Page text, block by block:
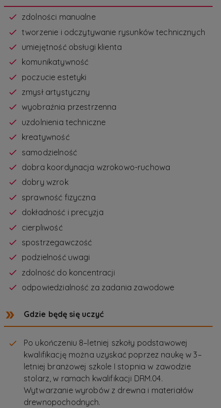
zdolności manualne
tworzenie i odczytywanie rysunków technicznych
umiejętność obsługi klienta
komunikatywność
poczucie estetyki
zmysł artystyczny
wyobraźnia przestrzenna
uzdolnienia techniczne
kreatywność
samodzielność
dobra koordynacja wzrokowo-ruchowa
dobry wzrok
sprawność fizyczna
dokładność i precyzja
cierpliwość
spostrzegawczość
podzielność uwagi
zdolność do koncentracji
odpowiedzialność za zadania zawodowe
Gdzie będę się uczyć
Po ukończeniu 8–letniej szkoły podstawowej
kwalifikację można uzyskać poprzez naukę w 3–
letniej branżowej szkole I stopnia w zawodzie
stolarz, w ramach kwalifikacji DRM.04.
Wytwarzanie wyrobów z drewna i materiałów
drewnopochodnych.